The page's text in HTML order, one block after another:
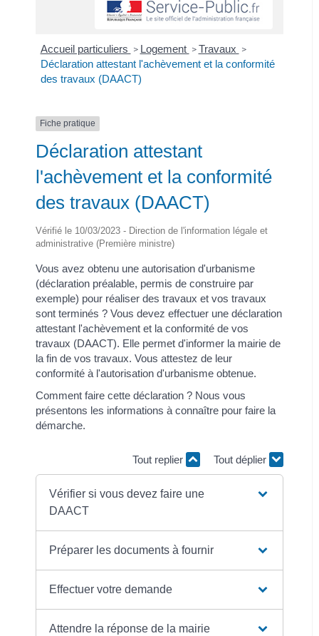
Accueil particuliers > Logement > Travaux >
Déclaration attestant l'achèvement et la conformité
des travaux (DAACT)
Fiche pratique
Déclaration attestant
l'achèvement et la conformité
des travaux (DAACT)
Vérifié le 10/03/2023 - Direction de l'information légale et
administrative (Première ministre)
Vous avez obtenu une autorisation d'urbanisme
(déclaration préalable, permis de construire par
exemple) pour réaliser des travaux et vos travaux
sont terminés ? Vous devez effectuer une déclaration
attestant l'achèvement et la conformité de vos
travaux (DAACT). Elle permet d'informer la mairie de
la fin de vos travaux. Vous attestez de leur
conformité à l'autorisation d'urbanisme obtenue.
Comment faire cette déclaration ? Nous vous
présentons les informations à connaître pour faire la
démarche.
Tout replier Tout déplier
Vérifier si vous devez faire une
DAACT
Préparer les documents à fournir
Effectuer votre demande
Attendre la réponse de la mairie